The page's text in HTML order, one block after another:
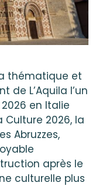
thématique et
de L’Aquila l’un
en Italie
Culture 2026, la
Abruzzes,
après le
culturelle plus